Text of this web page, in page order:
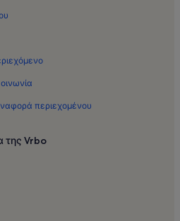
προορισμό Εμπορικό Κέντρο
προορισμό Άγιος Δημήτριος
προορισμό Ολυμπιακό
περιεχομένου
της Vrbo